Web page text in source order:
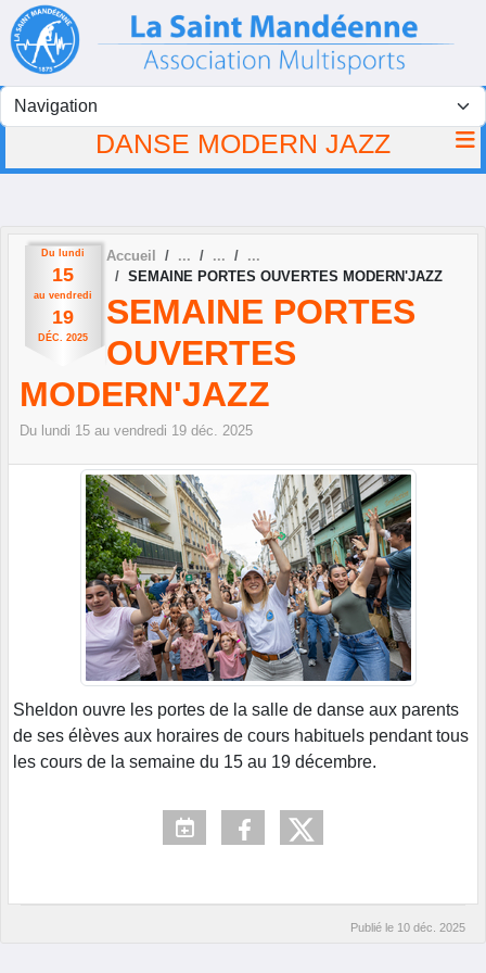
DANSE MODERN JAZZ
Du lundi
15
au vendredi
19
DÉC. 2025
Accueil
SEMAINE PORTES OUVERTES MODERN'JAZZ
SEMAINE PORTES
OUVERTES
MODERN'JAZZ
Du lundi 15 au vendredi 19 déc. 2025
Sheldon ouvre les portes de la salle de danse aux parents
de ses élèves aux horaires de cours habituels pendant tous
les cours de la semaine du 15 au 19 décembre.
Publié le 10 déc. 2025
Panneau de gestion des cookies